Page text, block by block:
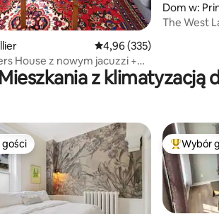
liczba recenzji: 115
Średnia ocena: 4,96 na 5,
4,96 (335)
House z nowym jacuzzi +
w cenie
Dom w:
The West
Mieszkania z klimatyzacją
z kategorii Wybór gości
gości Wybór